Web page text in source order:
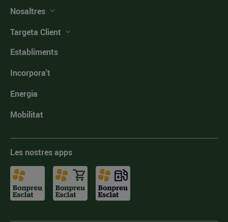
Nosaltres
Targeta Client
Establiments
Incorpora't
Energia
Mobilitat
Les nostres apps